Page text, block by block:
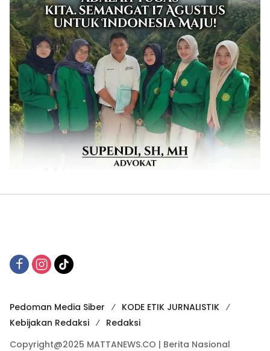
Pedoman Media Siber
KODE ETIK JURNALISTIK
Kebijakan Redaksi
Redaksi
Copyright@2025 MATTANEWS.CO | Berita Nasional